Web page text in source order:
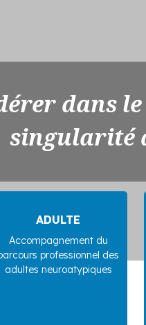
dans
singularité
ADULTE
Accompagnement du
professionnel des
adultes neuroatypiques